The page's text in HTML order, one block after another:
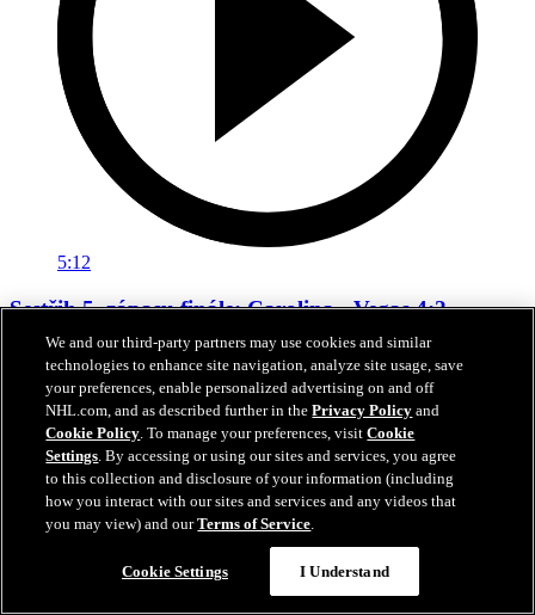
5:12
Sestřih 5. zápasu finále: Carolina - Vegas 4:2
Carolina zdolala doma Vegas a vede v sérii 3:2 na zápasy
12. čvn 2026
We and our third-party partners may use cookies and similar
technologies to enhance site navigation, analyze site usage, save
your preferences, enable personalized advertising on and off
NHL.com, and as described further in thePrivacy Policy and
Cookie Policy. To manage your preferences, visitCookie
Settings. By accessing or using our sites and services, you agree
to this collection and disclosure of your information (including
how you interact with our sites and services and any videos that
you may view) and ourTerms of Service.
Cookie Settings I Understand